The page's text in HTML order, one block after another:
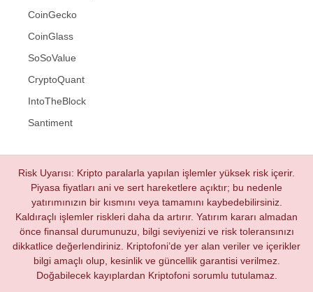
CoinGecko
CoinGlass
SoSoValue
CryptoQuant
IntoTheBlock
Santiment
Risk Uyarısı: Kripto paralarla yapılan işlemler yüksek risk içerir.
Piyasa fiyatları ani ve sert hareketlere açıktır; bu nedenle
yatırımınızın bir kısmını veya tamamını kaybedebilirsiniz.
Kaldıraçlı işlemler riskleri daha da artırır. Yatırım kararı almadan
önce finansal durumunuzu, bilgi seviyenizi ve risk toleransınızı
dikkatlice değerlendiriniz. Kriptofoni’de yer alan veriler ve içerikler
bilgi amaçlı olup, kesinlik ve güncellik garantisi verilmez.
Doğabilecek kayıplardan Kriptofoni sorumlu tutulamaz.